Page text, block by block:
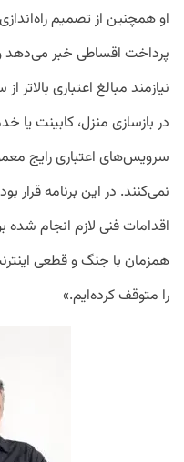
او همچنین از تصمیم
پرداخت اقساطی خبر می‌دهد
در بازسازی منزل، کابینت یا
سرویس‌های اعتباری رایج
نمی‌کنند. در این برنامه قرار
اقدامات فنی لازم انجام شده
همزمان با جنگ و قطعی
را متوقف کرده‌ایم.»